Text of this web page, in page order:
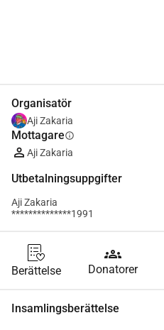
Organisatör
Aji Zakaria
Mottagareinfo
Aji Zakaria
Utbetalningsuppgifter
Aji Zakaria
**************1991
Berättelse
groups
Donatorer
Insamlingsberättelse